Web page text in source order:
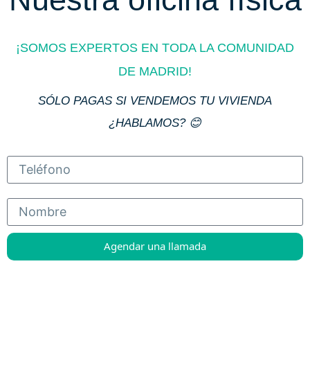
¡SOMOS EXPERTOS EN TODA LA COMUNIDAD
DE MADRID!
SÓLO PAGAS SI VENDEMOS TU VIVIENDA
¿HABLAMOS? 😊
Agendar una llamada